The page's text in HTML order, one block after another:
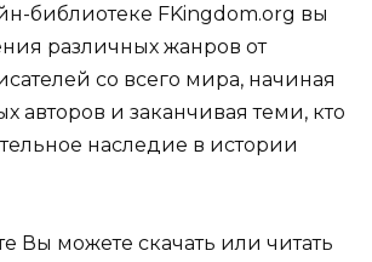
библиотеке FKingdom.org вы
различных жанров от
со всего мира, начиная
авторов и заканчивая теми, кто
наследие в истории
Вы можете скачать или читать